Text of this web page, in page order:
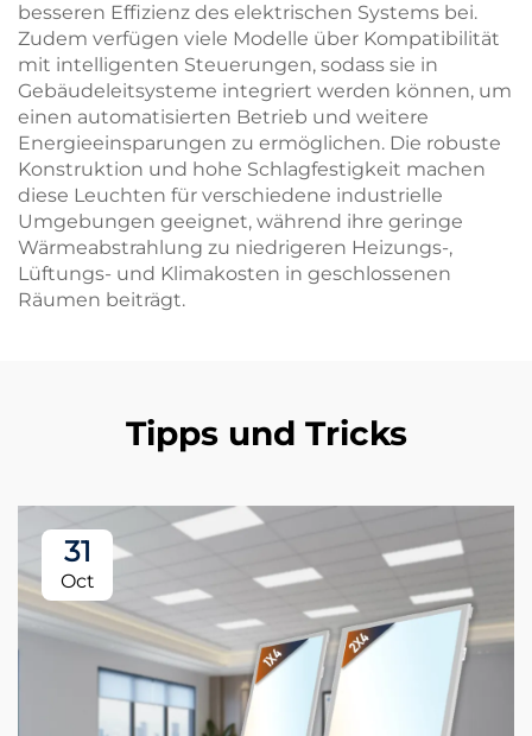
besseren Effizienz des elektrischen Systems bei.
Zudem verfügen viele Modelle über Kompatibilität
mit intelligenten Steuerungen, sodass sie in
Gebäudeleitsysteme integriert werden können, um
einen automatisierten Betrieb und weitere
Energieeinsparungen zu ermöglichen. Die robuste
Konstruktion und hohe Schlagfestigkeit machen
diese Leuchten für verschiedene industrielle
Umgebungen geeignet, während ihre geringe
Wärmeabstrahlung zu niedrigeren Heizungs-,
Lüftungs- und Klimakosten in geschlossenen
Räumen beiträgt.
Tipps und Tricks
31
Oct